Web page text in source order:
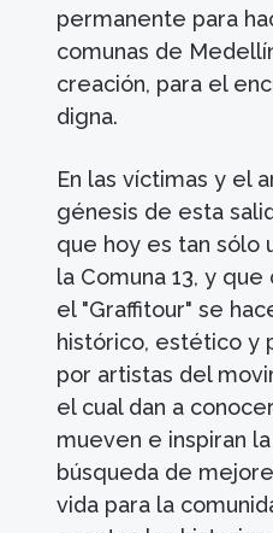
permanente para
comunas de
creación, para el
digna.
En las víctimas y el
génesis de esta
que hoy es tan sólo
la Comuna 13, y
el "Graffitour" se
histórico, estético y
por artistas del
el cual dan a
mueven e inspiran
búsqueda de
vida para la